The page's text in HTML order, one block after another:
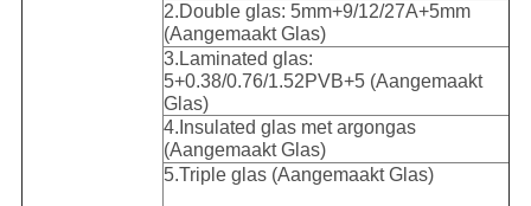
2.Double glas: 5mm+9/12/27A+5mm
(Aangemaakt Glas)
3.Laminated glas:
5+0.38/0.76/1.52PVB+5 (Aangemaakt
Glas)
4.Insulated glas met argongas
(Aangemaakt Glas)
5.Triple glas (Aangemaakt Glas)